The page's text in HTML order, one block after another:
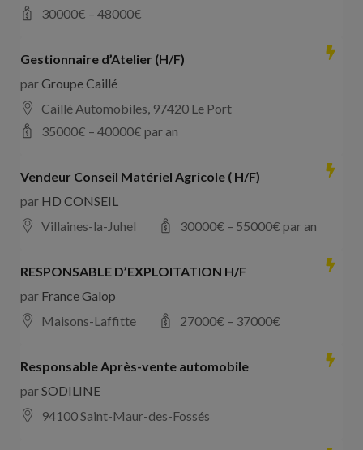
30000€ – 48000€
Gestionnaire d’Atelier (H/F)
parGroupe Caillé
Caillé Automobiles, 97420 Le Port
35000€ – 40000€ par an
Vendeur Conseil Matériel Agricole ( H/F)
par HD CONSEIL
Villaines-la-Juhel
30000€ – 55000€ par an
RESPONSABLE D’EXPLOITATION H/F
par France Galop
Maisons-Laffitte
27000€ – 37000€
Responsable Après-vente automobile
parSODILINE
94100 Saint-Maur-des-Fossés